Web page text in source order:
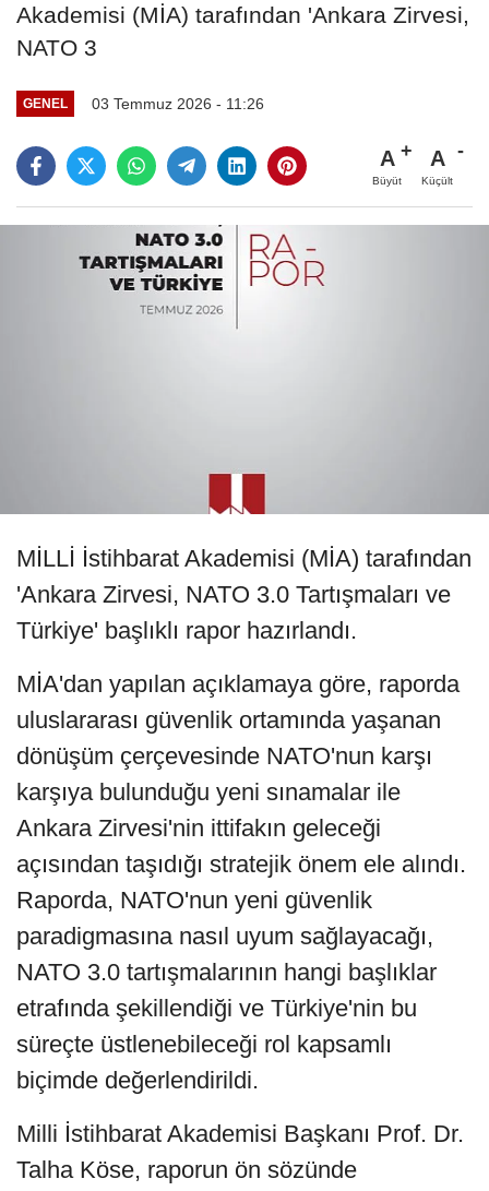
Akademisi (MİA) tarafından 'Ankara Zirvesi,
NATO 3
GENEL 03 Temmuz 2026 - 11:26
A
Büyüt
A
Küçült
MİLLİ İstihbarat Akademisi (MİA) tarafından
'Ankara Zirvesi, NATO 3.0 Tartışmaları ve
Türkiye' başlıklı rapor hazırlandı.
MİA'dan yapılan açıklamaya göre, raporda
uluslararası güvenlik ortamında yaşanan
dönüşüm çerçevesinde NATO'nun karşı
karşıya bulunduğu yeni sınamalar ile
Ankara Zirvesi'nin ittifakın geleceği
açısından taşıdığı stratejik önem ele alındı.
Raporda, NATO'nun yeni güvenlik
paradigmasına nasıl uyum sağlayacağı,
NATO 3.0 tartışmalarının hangi başlıklar
etrafında şekillendiği ve Türkiye'nin bu
süreçte üstlenebileceği rol kapsamlı
biçimde değerlendirildi.
Milli İstihbarat Akademisi Başkanı Prof. Dr.
Talha Köse, raporun ön sözünde